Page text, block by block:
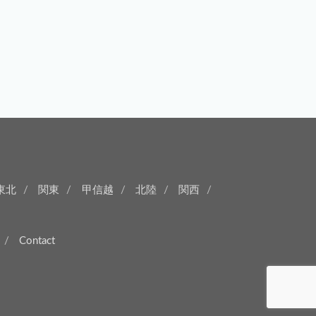
北 関東 甲信越 北陸
関西
Contact